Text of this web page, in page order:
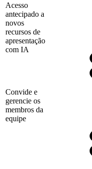
Acesso
antecipado a
novos
recursos de
apresentação
com IA
Convide e
gerencie os
membros da
equipe